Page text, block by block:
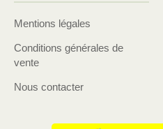
Mentions légales
Conditions générales de
vente
Nous contacter